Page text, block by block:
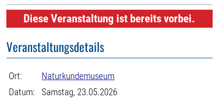
Diese Veranstaltung ist bereits vorbei.
Veranstaltungsdetails
Ort:
Naturkundemuseum
Datum:
Samstag, 23.05.2026